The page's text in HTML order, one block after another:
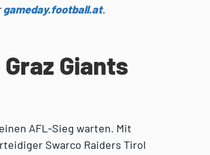
gameday.football.at.
Giants
AFL-Sieg warten. Mit
Swarco Raiders Tirol